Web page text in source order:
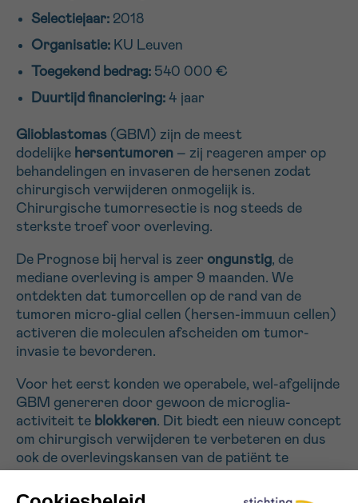
Selectiejaar: 2018
Organisatie: KU Leuven
Toegekend bedrag: 540 000 €
Duurtijd financiering: 4 jaar
Glioblastomas (GBM) zijn de meest
dodelijke hersentumoren – zij reageren amper op
behandelingen en invaseren de hersenen zodat
chirurgisch verwijderen onmogelijk is.
Chirurgische tumorresectie is nog steeds de
sterkste troef voor overleving.
De Prognose bij herval is zeer ongunstig, de
mediane overleving is amper 9 maanden. We
ontdekten dat tumorcellen op de rand van de
tumoren micro-glial cellen (hersen-immuun cellen)
activeren die moleculen afscheiden om tumor-
invasie te bevorderen.
Voor het eerst konden we operabele, wel-afgelijnde
GBM genereren door gewoon de microglia-
activiteit te blokkeren. Dit biedt een nieuw concept
om chirurgisch verwijderen te verbeteren en dus
ook de overlevingskansen van de patiënt te
en humane GBMs gebruiken in combinatie
EMAIL
MIJN VRAAG
Ja, stuur mij de nieuwsbrief
Ik aanvaard degebruiksvoorwaarden
*VERPLICHT VELD
Sturen
16h-18h
Verder